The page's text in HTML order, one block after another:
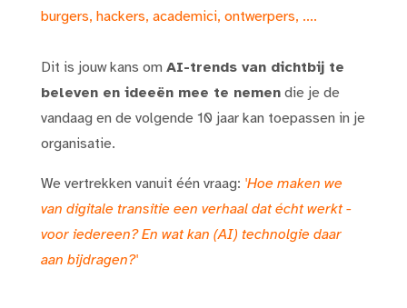
burgers, hackers, academici, ontwerpers, ....
Dit is jouw kans om AI-trends van dichtbij te
beleven en ideeën mee te nemen die je de
vandaag en de volgende 10 jaar kan toepassen in je
organisatie.
We vertrekken vanuit één vraag: 'Hoe maken we
van digitale transitie een verhaal dat écht werkt -
voor iedereen? En wat kan (AI) technolgie daar
aan bijdragen?'